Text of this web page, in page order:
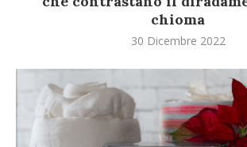
chioma
30 Dicembre 2022